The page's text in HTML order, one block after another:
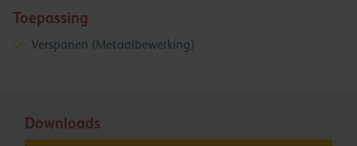
Toepassing
Verspanen (Metaalbewerking)
Downloads